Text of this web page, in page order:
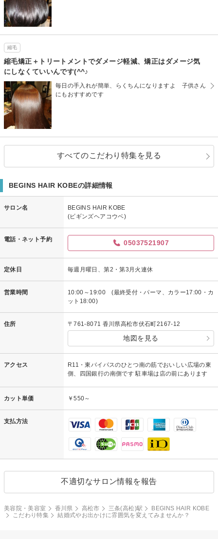
縮毛
縮毛矯正＋トリートメントでダメージ軽減、矯正はダメージ気
にしなくていいんです(^^♪
毎日の手入れが簡単、らくちんになりますよ 子供さん
にもおすすめです
すべてのこだわり特集を見る
BEGINS HAIR KOBEの詳細情報
サロン名
BEGINS HAIR KOBE
(ビギンズヘアコウベ)
電話・ネット予約 05037521907
定休日 毎週月曜日、第2・第3月火連休
営業時間
10:00～19:00 (最終受付・パーマ、カラー17:00・カ
ット18:00)
住所 〒761-8071 香川県高松市伏石町2167-12
地図を見る
アクセス
R11・東バイパスのひとつ南の筋でおいしい広場の東
側、四国銀行の南側です 駐車場は店の前にあります
カット単価 ￥550～
支払方法
不適切なサロン情報を報告
美容院・美容室 香川県 高松市 三条(高松)駅
BEGINS HAIR KOBE
こだわり特集
結婚式やお出かけに雰囲気を変えてみませんか？